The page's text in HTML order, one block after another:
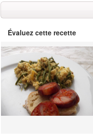
Évaluez cette recette